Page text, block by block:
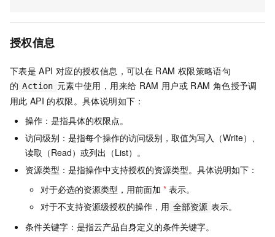
授权信息
下表是 API 对应的授权信息，可以在 RAM 权限策略语句
的 Action 元素中使用，用来给 RAM 用户或 RAM 角色授予调
用此 API 的权限。具体说明如下：
操作：是指具体的权限点。
访问级别：是指每个操作的访问级别，取值为写入（Write）、
读取（Read）或列出（List）。
资源类型：是指操作中支持授权的资源类型。具体说明如下：
对于必选的资源类型，用前面加 * 表示。
对于不支持资源级授权的操作，用 全部资源 表示。
条件关键字：是指云产品自身定义的条件关键字。